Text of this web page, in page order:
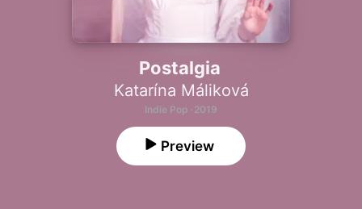
Postalgia
Katarína Máliková
Indie Pop · 2019
Preview